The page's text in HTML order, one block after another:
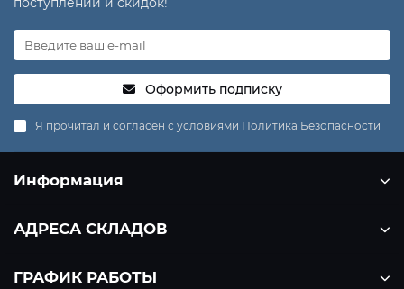
Оформить подписку
Я прочитал и согласен с условиями Политика Безопасности
Информация
АДРЕСА СКЛАДОВ
ГРАФИК РАБОТЫ